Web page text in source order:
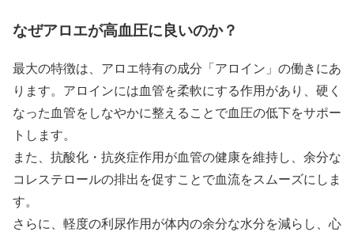
なぜアロエが高血圧に良いのか？
最大の特徴は、アロエ特有の成分「アロイン」の働きにあ
ります。アロインには血管を柔軟にする作用があり、硬く
なった血管をしなやかに整えることで血圧の低下をサポー
トします。
また、抗酸化・抗炎症作用が血管の健康を維持し、余分な
コレステロールの排出を促すことで血流をスムーズにしま
す。
さらに、軽度の利尿作用が体内の余分な水分を減らし、心